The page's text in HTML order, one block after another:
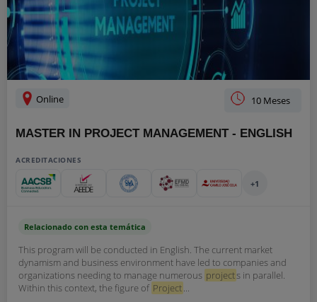
Online 10 Meses
MASTER IN PROJECT MANAGEMENT - ENGLISH
ACREDITACIONES
+1
Relacionado con esta temática
This program will be conducted in English. The current market
dynamism and business environment have led to companies and
organizations needing to manage numerous projects in parallel.
Within this context, the figure of Project...